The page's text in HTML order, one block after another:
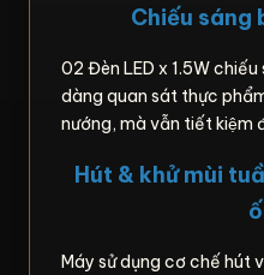
Chiếu sáng
02 Đèn LED x 1.5W
dàng quan sát thực
nướng, mà vẫn tiết kiệm
Hút & khử mùi
Máy sử dụng cơ chế hút